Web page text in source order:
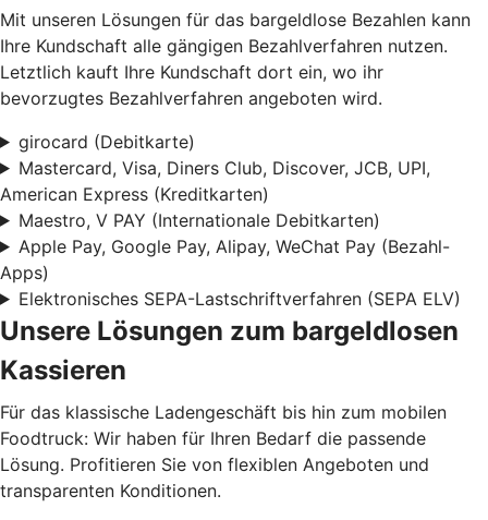
Mit unseren Lösungen für das bargeldlose Bezahlen kann
Ihre Kundschaft alle gängigen Bezahlverfahren nutzen.
Letztlich kauft Ihre Kundschaft dort ein, wo ihr
bevorzugtes Bezahlverfahren angeboten wird.
girocard (Debitkarte)
Mastercard, Visa, Diners Club, Discover, JCB, UPI,
American Express (Kreditkarten)
Maestro, V PAY (Internationale Debitkarten)
Apple Pay, Google Pay, Alipay, WeChat Pay (Bezahl-
Apps)
Elektronisches SEPA-Lastschriftverfahren (SEPA ELV)
Unsere Lösungen zum bargeldlosen
Kassieren
Für das klassische Ladengeschäft bis hin zum mobilen
Foodtruck: Wir haben für Ihren Bedarf die passende
Lösung. Profitieren Sie von flexiblen Angeboten und
transparenten Konditionen.